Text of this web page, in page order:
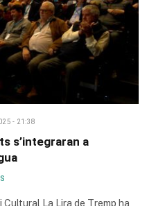
- 21:38
s’integraran a
Cultural La Lira de Tremp ha